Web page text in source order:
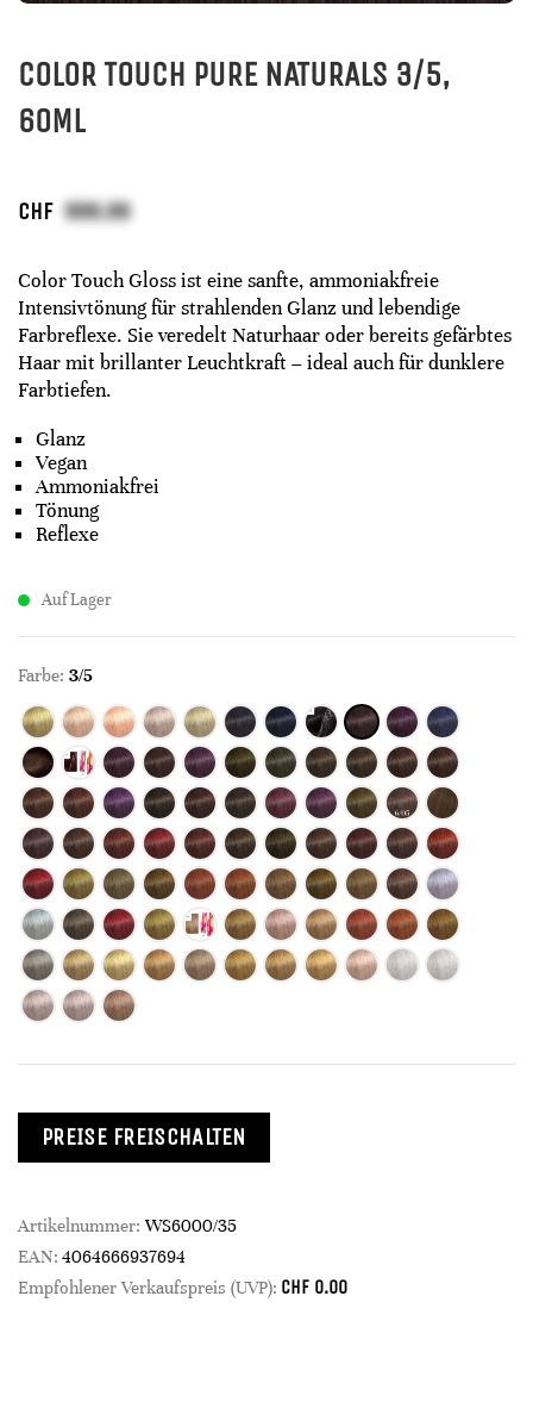
COLOR TOUCH PURE NATURALS 3/5,
60ML
CHF
Color Touch Gloss ist eine sanfte, ammoniakfreie
Intensivtönung für strahlenden Glanz und lebendige
Farbreflexe. Sie veredelt Naturhaar oder bereits gefärbtes
Haar mit brillanter Leuchtkraft – ideal auch für dunklere
Farbtiefen.
Glanz
Vegan
Ammoniakfrei
Tönung
Reflexe
Auf Lager
Farbe: 3/5
PREISE FREISCHALTEN
Artikelnummer: WS6000/35
EAN: 4064666937694
Empfohlener Verkaufspreis (UVP): CHF 0.00